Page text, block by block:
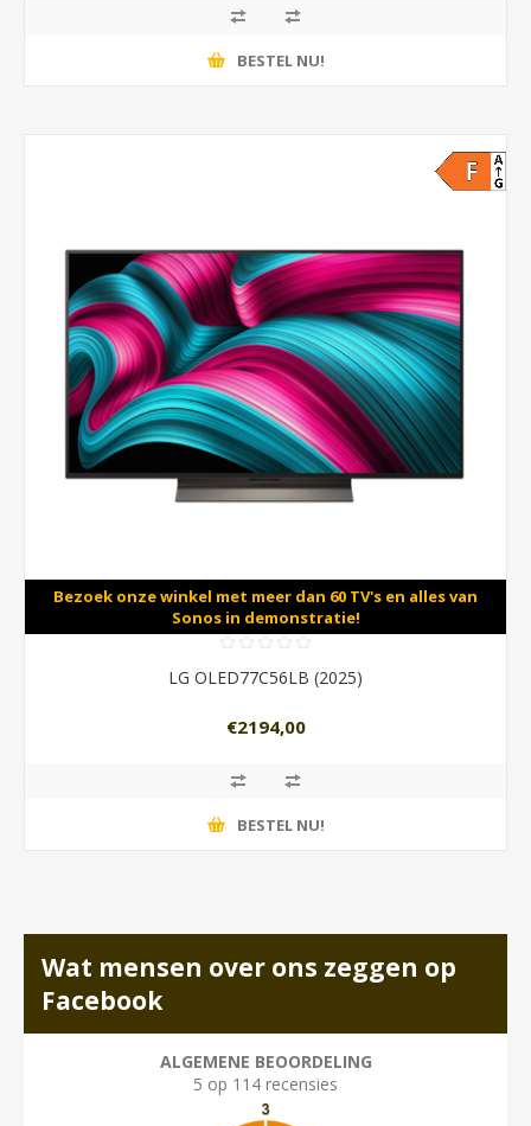
BESTEL NU!
Bezoek onze winkel met meer dan 60 TV's en alles van
Sonos in demonstratie!
LG OLED77C56LB (2025)
€2194,00
BESTEL NU!
Wat mensen over ons zeggen op
Facebook
ALGEMENE BEOORDELING
5 op 114 recensies